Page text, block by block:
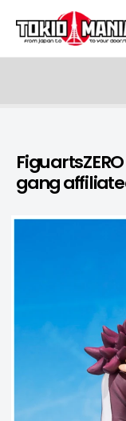
Skip to content
gang